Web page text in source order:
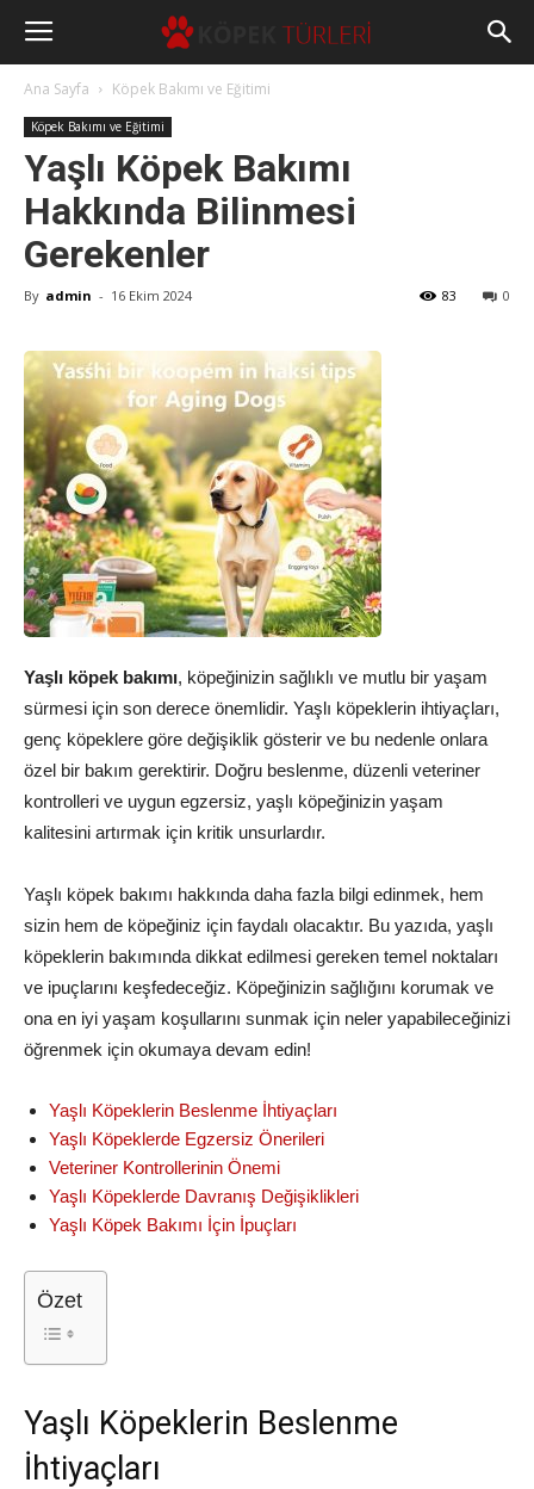
Ana Sayfa Köpek Bakımı ve Eğitimi
Köpek Bakımı ve Eğitimi
Yaşlı Köpek Bakımı
Hakkında Bilinmesi
Gerekenler
By admin - 16 Ekim 2024 0
83
Yaşlı köpek bakımı, köpeğinizin sağlıklı ve mutlu bir yaşam
sürmesi için son derece önemlidir. Yaşlı köpeklerin ihtiyaçları,
genç köpeklere göre değişiklik gösterir ve bu nedenle onlara
özel bir bakım gerektirir. Doğru beslenme, düzenli veteriner
kontrolleri ve uygun egzersiz, yaşlı köpeğinizin yaşam
kalitesini artırmak için kritik unsurlardır.
Yaşlı köpek bakımı hakkında daha fazla bilgi edinmek, hem
sizin hem de köpeğiniz için faydalı olacaktır. Bu yazıda, yaşlı
köpeklerin bakımında dikkat edilmesi gereken temel noktaları
ve ipuçlarını keşfedeceğiz. Köpeğinizin sağlığını korumak ve
ona en iyi yaşam koşullarını sunmak için neler yapabileceğinizi
öğrenmek için okumaya devam edin!
Yaşlı Köpeklerin Beslenme İhtiyaçları
Yaşlı Köpeklerde Egzersiz Önerileri
Veteriner Kontrollerinin Önemi
Yaşlı Köpeklerde Davranış Değişiklikleri
Yaşlı Köpek Bakımı İçin İpuçları
Özet
Yaşlı Köpeklerin Beslenme
İhtiyaçları